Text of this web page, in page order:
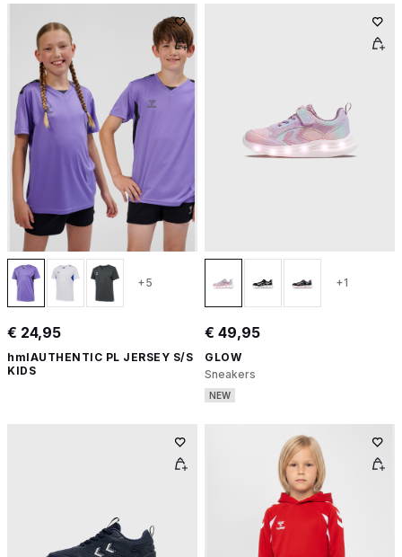
+5
€ 24,95
hmlAUTHENTIC PL JERSEY S/S
KIDS
+1
€ 49,95
GLOW
Sneakers
NEW